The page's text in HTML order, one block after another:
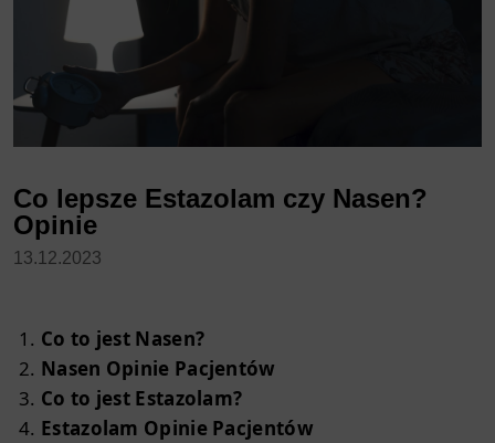
Co lepsze Estazolam czy Nasen?
Opinie
13.12.2023
Co to jest Nasen?
Nasen Opinie Pacjentów
Co to jest Estazolam?
Estazolam Opinie Pacjentów